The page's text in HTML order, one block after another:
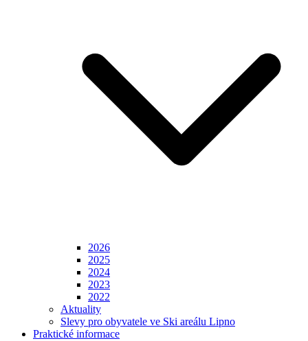
2026
2025
2024
2023
2022
Aktuality
Slevy pro obyvatele ve Ski areálu Lipno
Praktické informace